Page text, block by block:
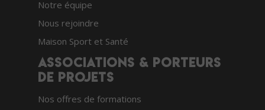
Notre équipe
Nous rejoindre
Maison Sport et Santé
Associations & porteurs
de projets
Nos offres de formations